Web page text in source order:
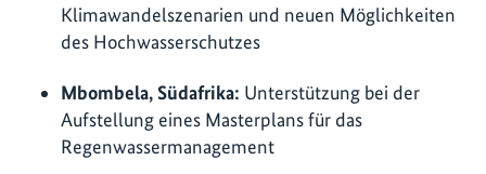
Klimawandelszenarien und neuen Möglichkeiten
des Hochwasserschutzes
Mbombela, Südafrika: Unterstützung bei der
Aufstellung eines Masterplans für das
Regenwassermanagement